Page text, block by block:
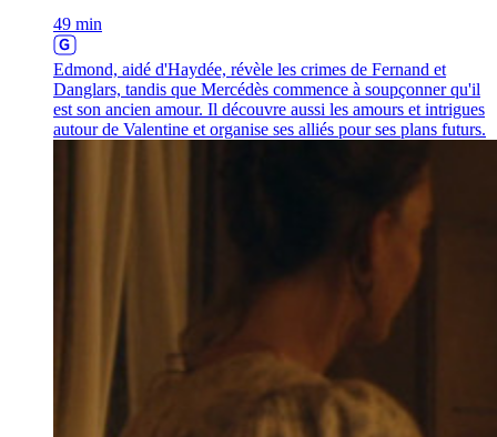
49 min
Edmond, aidé d'Haydée, révèle les crimes de Fernand et
Danglars, tandis que Mercédès commence à soupçonner qu'il
est son ancien amour. Il découvre aussi les amours et intrigues
autour de Valentine et organise ses alliés pour ses plans futurs.